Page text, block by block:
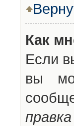
Как
Если
вы
правка